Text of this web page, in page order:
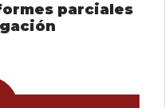
parciales